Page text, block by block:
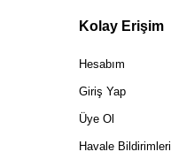
Kolay Erişim
Hesabım
Giriş Yap
Üye Ol
Havale Bildirimleri